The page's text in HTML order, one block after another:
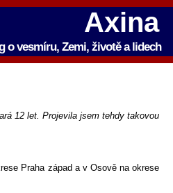
Axina
o vesmíru, Zemi, životě a lidech
12 let. Projevila jsem tehdy takovou
Praha západ a v Osově na okrese